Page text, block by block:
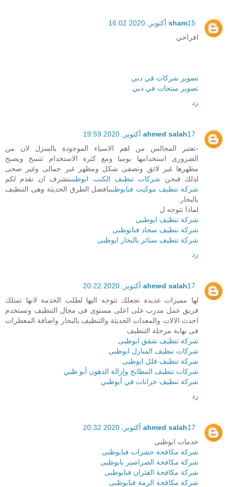
sham15 أكتوبر, 2020 16:02
افراحي
تصوير شركات في دبي
تصوير منتجات في دبي
رد
ahmed salah17 أكتوبر, 2020 19:59
-تعتبر المجالس من اهم الاسياء الموجودة بالمنزل لان من
الضرورى استخدامها يوميا ومع كثرة الاستخدام تتسخ ويصبح
مظهرها غير لائق وتضفى شكل ومظهر غير جمالى وغير صحى
لذلك فنحن شركات تنظيف الكنب ابوظبىنتشرف ان نقدم لكم
شركة تنظيف موكيت فىابوظبىبافضل الطرق الحديثة وهى التنظيف
بالبخار.
لماذا تتوجه ل
شركة تنظيف ابوظبى
شركة تنظيف سجاد فىابوظبى
شركة تنظيف ستائر بالبخار ابوظبى
رد
ahmed salah17 أكتوبر, 2020 20:22
لها مميزات عديدة تجعلك تتوجه اليها لطلب الخدمة لانها تمتلك
فريق عمل مدرب على اعلى مستوى فى مجال التنظيف وتستخدم
احدث الالات والمعدات الحديثة والتنظيف بالبخار واضافة المعطرات
فى نهاية مرحلة التنظيف
شركة تنظيف شقق ابوظبى
شركات تنظيف المنازل ابوظبى
شركة تنظيف فلل ابوظبى
شركات تنظيف المطابخ وإزالة الدهون أبو ظبي
شركة تنظيف خزانات في أبوظبي
رد
ahmed salah17 أكتوبر, 2020 20:32
خدمات ابوظبى
شركة مكافحة حشرات فىابوظبى
شركة مكافحة الصراصير بابوظبى
شركة مكافحة الفئران فىابوظبى
شركة مكافحة الرمة فىابوظبى